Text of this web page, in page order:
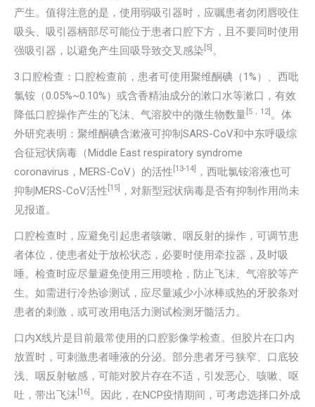
产生。值得注意的是，使用弱吸引器时，应嘱患者勿闭唇咬住
吸头、吸引器柄部尽可能位于患者口腔下方，且不要同时使用
强吸引器，以避免产生回吸导致交叉感染 [5] 。
3.口腔检查：口腔检查前，患者可使用聚维酮碘（1%）、西吡
氯铵（0.05%~0.10%）或含香精油成分的漱口水等漱口，有效
降低口腔操作产生的飞沫、气溶胶中的微生物数量 [5 ， 12] 。体
外研究表明：聚维酮碘含漱液可抑制SARS-CoV和中东呼吸综
合征冠状病毒（Middle East respiratory syndrome
coronavirus，MERS-CoV）的活性 [13-14]
，西吡氯铵溶液也可
抑制MERS-CoV活性 [15]
，对新型冠状病毒是否有抑制作用尚未
见报道。
口腔检查时，应避免引起患者咳嗽、咽反射的操作，可调节患
者体位，使患者处于放松状态，必要时使用牵拉器，及时吸
唾。检查时应尽量避免使用三用喷枪，防止飞沫、气溶胶等产
生。如需进行冷热诊测试，应尽量减少小冰棒或热的牙胶条对
患者的刺激，或可改用电活力测试检测牙髓活力。
口内X线片是目前最常使用的口腔影像学检查。但胶片在口内
放置时，可刺激患者唾液的分泌。部分患者牙弓狭窄、口底较
浅、咽反射敏感，可能对胶片存在不适，引发恶心、咳嗽、呕
吐，带出飞沫 [16] 。因此，在NCP疫情期间，可考虑选择口外成